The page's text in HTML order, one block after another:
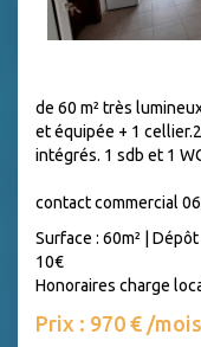
de 60 m² très
et équipée + 1
intégrés. 1 sdb et 1
contact commercial
Surface : 60m² | Dépôt
10€
Honoraires charge
Prix : 970 € /